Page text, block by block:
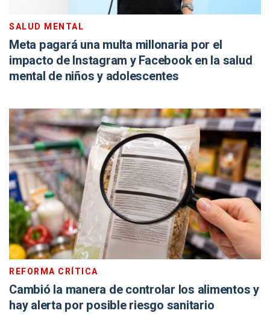
SALUD MENTAL
Meta pagará una multa millonaria por el
impacto de Instagram y Facebook en la salud
mental de niños y adolescentes
REFORMA CRÍTICA
Cambió la manera de controlar los alimentos y
hay alerta por posible riesgo sanitario